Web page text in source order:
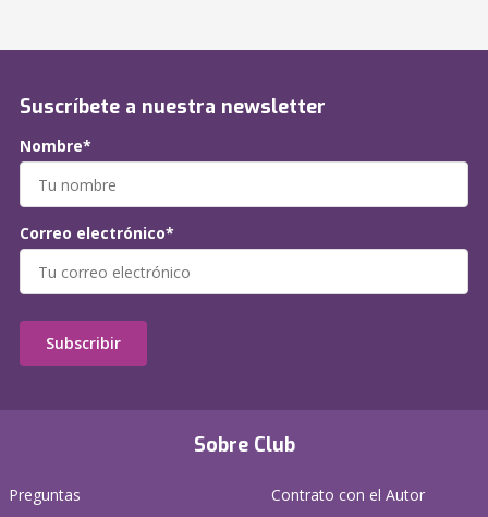
Sobre Club
Preguntas
Contrato con el Autor
Suscríbete a nuestra newsletter
Nombre*
Correo electrónico*
Subscribir